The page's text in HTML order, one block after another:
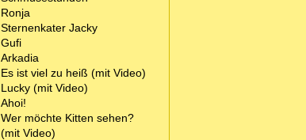
Ronja
Sternenkater Jacky
Gufi
Arkadia
Es ist viel zu heiß (mit Video)
Lucky (mit Video)
Ahoi!
Wer möchte Kitten sehen?
(mit Video)